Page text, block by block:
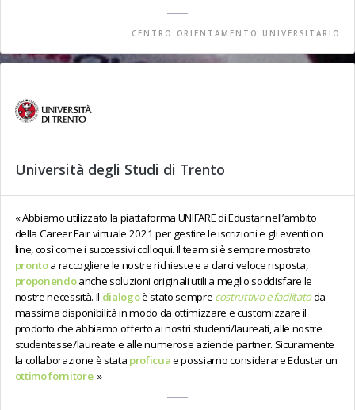
CENTRO ORIENTAMENTO UNIVERSITARIO
Università degli Studi di Trento
Abbiamo utilizzato la piattaforma UNIFARE di Edustar nell’ambito
della Career Fair virtuale 2021 per gestire le iscrizioni e gli eventi on
line, così come i successivi colloqui. Il team si è sempre mostrato
prontoa raccogliere le nostre richieste e a darci veloce risposta,
proponendoanche soluzioni originali utili a meglio soddisfare le
nostre necessità. Il dialogoè stato sempre costruttivo e facilitatoda
massima disponibilità in modo da ottimizzare e customizzare il
prodotto che abbiamo offerto ai nostri studenti/laureati, alle nostre
studentesse/laureate e alle numerose aziende partner. Sicuramente
la collaborazione è stata proficuae possiamo considerare Edustar un
ottimo fornitore.